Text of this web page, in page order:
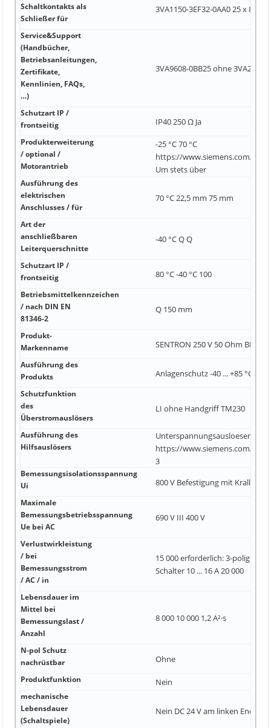
Schaltkontakts als
Schließer für
3VA1150-3EF32-0AA0 25 x 8,5 10
Service&Support
(Handbücher,
Betriebsanleitungen,
Zertifikate,
Kennlinien, FAQs,
…)
3VA9608-0BB25 ohne 3VA2163-
Schutzart IP /
frontseitig
IP40 250 Ω Ja
Produkterweiterung
/ optional /
Motorantrieb
-25 °C 70 °C
https://www.siemens.com/
Um stets über
Ausführung des
elektrischen
Anschlusses / für
70 °C 22,5 mm 75 mm
Art der
anschließbaren
Leiterquerschnitte
-40 °C Q Q
Schutzart IP /
frontseitig
80 °C -40 °C 100
Betriebsmittelkennzeichen
/ nach DIN EN
81346-2
Q 150 mm
Produkt-
Markenname
SENTRON 250 V 50 Ohm BNC
Ausführung des
Produkts
Anlagenschutz -40 ... +85 °C Nein
Schutzfunktion
des
Überstromauslösers
LI ohne Handgriff TM230
Ausführung des
Hilfsauslösers
Unterspannungsausloeser
https://www.siemens.com/
3
Bemessungsisolationsspannung
Ui
800 V Befestigung mit Kralle
Maximale
Bemessungsbetriebsspannung
Ue bei AC
690 V III 400 V
Verlustwirkleistung
/ bei
Bemessungsstrom
/ AC / in
15 000 erforderlich: 3-polig
Schalter 10 ... 16 A 20 000
Lebensdauer im
Mittel bei
Bemessungslast /
Anzahl
8 000 10 000 1,2 A²·s
N-pol Schutz
nachrüstbar
Ohne
Produktfunktion Nein
mechanische
Lebensdauer
(Schaltspiele)
Nein DC 24 V am linken Ende